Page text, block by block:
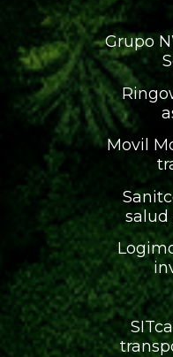
Grupo
Movil
salud